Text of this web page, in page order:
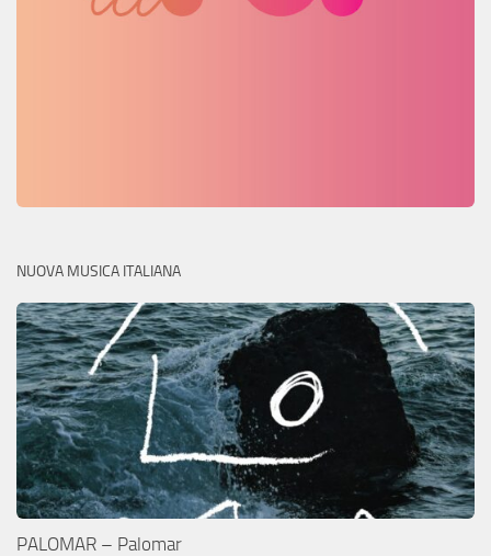
NUOVA MUSICA ITALIANA
PALOMAR – Palomar